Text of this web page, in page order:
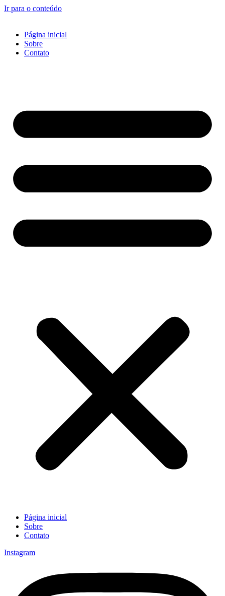
Ir para o conteúdo
Página inicial
Sobre
Contato
Página inicial
Sobre
Contato
Instagram